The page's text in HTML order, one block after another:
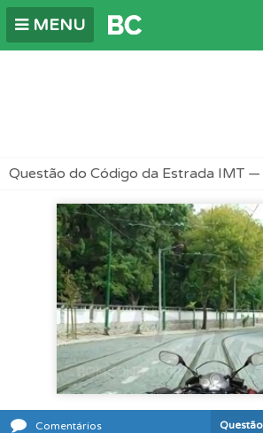
MENU
Questão do Código da Estrada IMT
Comentários Questão